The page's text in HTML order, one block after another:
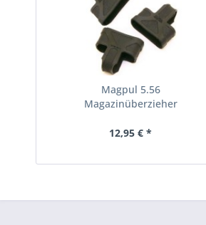
Magpul 5.56
Magazinüberzieher
12,95 € *